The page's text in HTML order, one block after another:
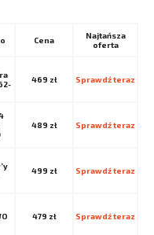
Cena
Najtańsza
oferta
469 zł Sprawdź teraz
489 zł Sprawdź teraz
499 zł Sprawdź teraz
479 zł Sprawdź teraz